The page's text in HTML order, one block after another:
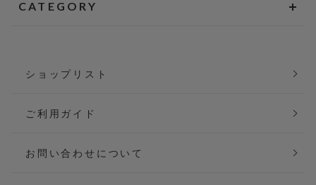
CATEGORY
ショップリスト
ご利用ガイド
お問い合わせについて